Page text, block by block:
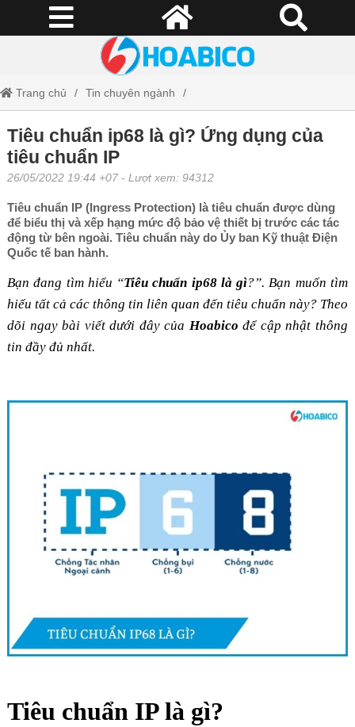
Trang chủ Tin chuyên ngành
Tiêu chuẩn ip68 là gì? Ứng dụng của tiêu chuẩn IP
Tiêu chuẩn ip68 là gì? Ứng dụng của
tiêu chuẩn IP
26/05/2022 19:44 +07 - Lượt xem: 94312
Tiêu chuẩn IP (Ingress Protection) là tiêu chuẩn được dùng
để biểu thị và xếp hạng mức độ bảo vệ thiết bị trước các tác
động từ bên ngoài. Tiêu chuẩn này do Ủy ban Kỹ thuật Điện
Quốc tế ban hành.
Bạn đang tìm hiểu “Tiêu chuẩn ip68 là gì?”. Bạn muốn tìm
hiểu tất cả các thông tin liên quan đến tiêu chuẩn này? Theo
dõi ngay bài viết dưới đây của Hoabico để cập nhật thông
tin đầy đủ nhất.
Tiêu chuẩn IP là gì?